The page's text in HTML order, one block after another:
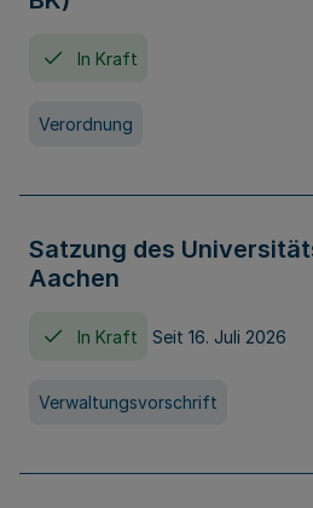
In Kraft
Verordnung
Satzung des
Aachen
In Kraft Seit 16. Juli 2026
Verwaltungsvorschrift